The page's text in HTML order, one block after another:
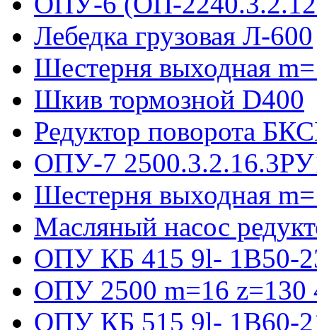
Лебедка грузовая Л-600
Шестерня выходная
Шкив тормозной D400
Редуктор поворота
ОПУ-7
Шестерня выходная
Масляный насос
ОПУ КБ 415 9l- 1B50-
ОПУ 2500 m=16 z=130
ОПУ КБ 515 9l- 1B60-